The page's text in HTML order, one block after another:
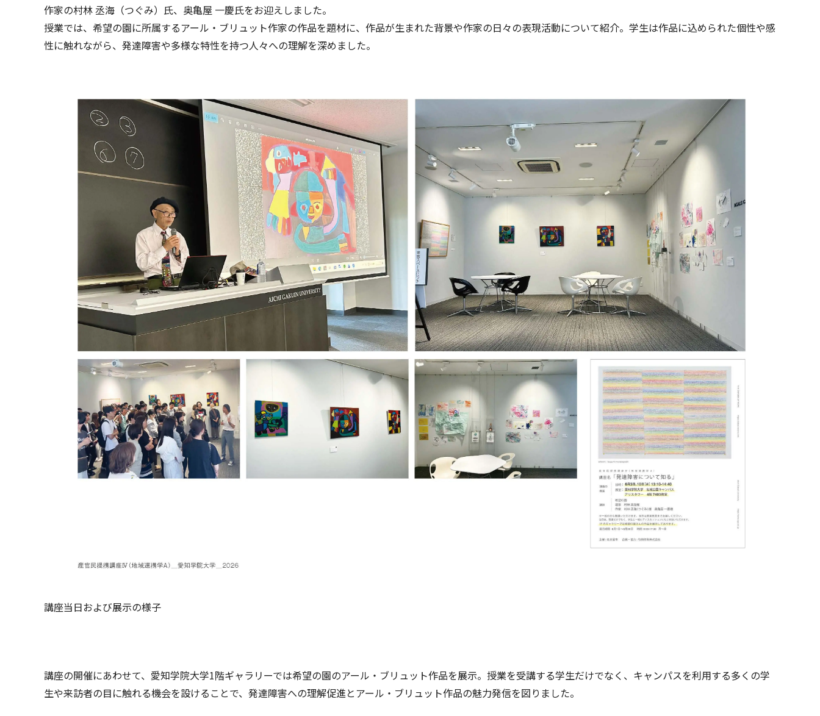
作家の村林 丞海（つぐみ）氏、奥亀屋 一慶氏をお迎えしました。
授業では、希望の園に所属するアール・ブリュット作家の作品を題材に、作品が生まれた背景や作家の日々の表現活動について紹介。学生は作品に込められた個性や感
性に触れながら、発達障害や多様な特性を持つ人々への理解を深めました。
講座当日および展示の様子
講座の開催にあわせて、愛知学院大学1階ギャラリーでは希望の園のアール・ブリュット作品を展示。授業を受講する学生だけでなく、キャンパスを利用する多くの学
生や来訪者の目に触れる機会を設けることで、発達障害への理解促進とアール・ブリュット作品の魅力発信を図りました。